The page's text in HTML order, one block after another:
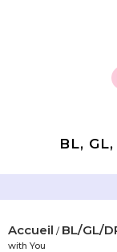
BL,
Accueil / BL/GL/
with You